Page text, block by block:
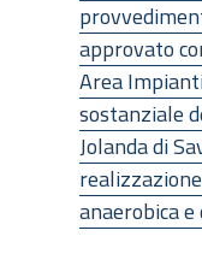
approvato
Area
sostanziale
Jolanda di
anaerobica